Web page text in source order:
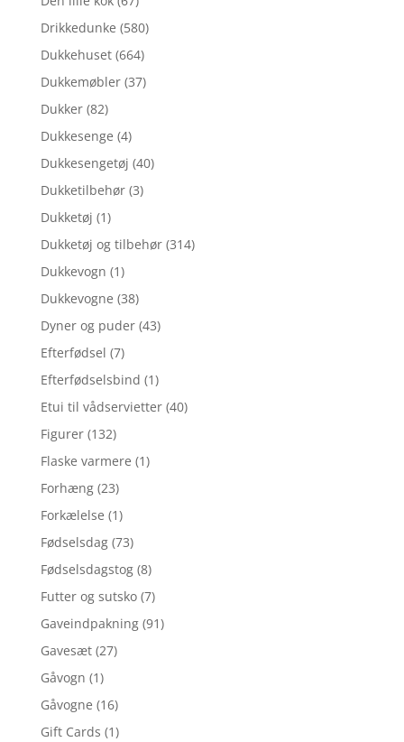
Drikkedunke (580)
Dukkehuset (664)
Dukkemøbler (37)
Dukker (82)
Dukkesenge (4)
Dukkesengetøj (40)
Dukketilbehør (3)
Dukketøj (1)
Dukketøj og tilbehør (314)
Dukkevogn (1)
Dukkevogne (38)
Dyner og puder (43)
Efterfødsel (7)
Efterfødselsbind (1)
Etui til vådservietter (40)
Figurer (132)
Flaske varmere (1)
Forhæng (23)
Forkælelse (1)
Fødselsdag (73)
Fødselsdagstog (8)
Futter og sutsko (7)
Gaveindpakning (91)
Gavesæt (27)
Gåvogn (1)
Gåvogne (16)
Gift Cards (1)